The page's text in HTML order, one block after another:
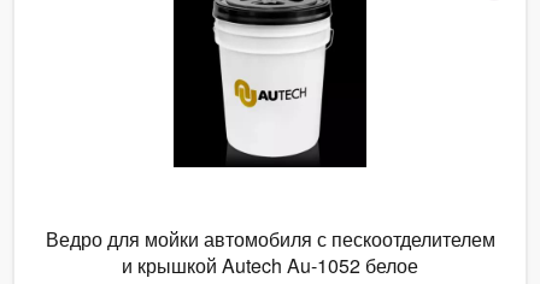
Ведро для мойки автомобиля с пескоотделителем
и крышкой Autech Au-1052 белое